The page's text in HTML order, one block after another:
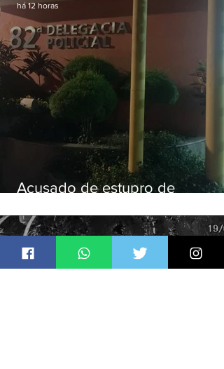
Acusado de estupro de
há 12 horas
há 12 horas